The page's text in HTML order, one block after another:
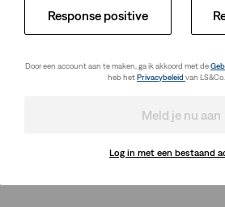
Response positive
Door een account aan te maken, ga ik akkoord met de
heb hetPrivacybeleid van
Meld je nu aan
Log in met een bestaand